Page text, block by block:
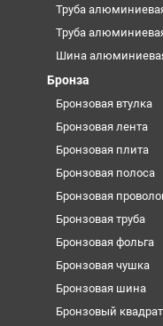
Труба
Труба
Шина
Бронза
Бронзовая втулка
Бронзовая лента
Бронзовая плита
Бронзовая полоса
Бронзовая
Бронзовая труба
Бронзовая фольга
Бронзовая чушка
Бронзовая шина
Бронзовый квадрат